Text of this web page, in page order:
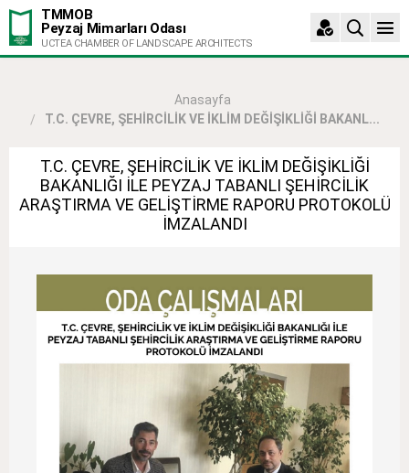
TMMOB
Peyzaj Mimarları Odası
UCTEA CHAMBER OF LANDSCAPE ARCHITECTS
Anasayfa
T.C. ÇEVRE, ŞEHİRCİLİK VE İKLİM DEĞİŞİKLİĞİ BAKANL...
T.C. ÇEVRE, ŞEHİRCİLİK VE İKLİM DEĞİŞİKLİĞİ
BAKANLIĞI İLE PEYZAJ TABANLI ŞEHİRCİLİK
ARAŞTIRMA VE GELİŞTİRME RAPORU PROTOKOLÜ
İMZALANDI